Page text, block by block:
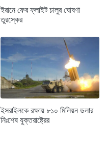
ইরানে ফের ফ্লাইট চালুর ঘোষণা
তুরস্কের
ইসরাইলকে রক্ষায় ৮১০ মিলিয়ন ডলার
নিঃশেষ যুক্তরাষ্ট্রের